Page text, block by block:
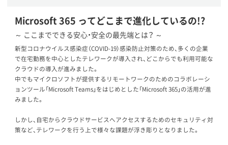
Microsoft 365 ってどこまで進化しているの!?
～ ここまでできる安心・安全の最先端とは？ ～
新型コロナウイルス感染症（COVID-19）感染防止対策のため、多くの企業
で在宅勤務を中心としたテレワークが導入され、どこからでも利用可能な
クラウドの導入が進みました。
中でもマイクロソフトが提供するリモートワークのためのコラボレーシ
ョンツール「Microsoft Teams」をはじめとした「Microsoft 365」の活用が進
みました。
しかし、自宅からクラウドサービスへアクセスするためのセキュリティ対
策など、テレワークを行う上で様々な課題が浮き彫りとなりました。